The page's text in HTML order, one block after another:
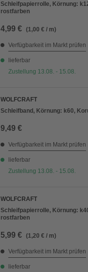
Schleifpapierrolle, Körnung:
rostfarben
4,99 € (1,00 € / m)
Verfügbarkeit im Markt prüfen
lieferbar
Zustellung 13.08. - 15.08.
WOLFCRAFT
Schleifband, Körnung: k60,
9,49 €
Verfügbarkeit im Markt prüfen
lieferbar
Zustellung 13.08. - 15.08.
WOLFCRAFT
Schleifpapierrolle, Körnung:
rostfarben
5,99 € (1,20 € / m)
Verfügbarkeit im Markt prüfen
lieferbar